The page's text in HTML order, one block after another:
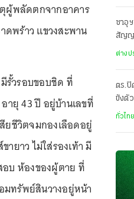
ผู้พลัดตกจากอาคาร
พร้าว แขวงสะพาน
รั้วรอบขอบชิด ที่
ายุ 43 ปี อยู่บ้านเลขที่
ยชีวิตจมกองเลือดอยู่
ยาว ไม่ใส่รองเท้า มี
บ ห้องของผู้ตาย ที่
มทรัพย์สินวางอยู่หน้า
ซาอุ
สัญญ
เดีย
ต่างป
ตร.ปิ
ขังตั
อันตร
ทั่วไทย